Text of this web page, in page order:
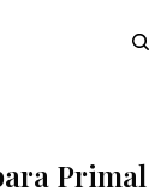
Primal